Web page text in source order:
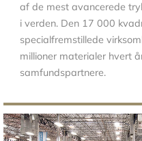
af de mest avancerede
i verden. Den 17 000
specialfremstillede
millioner materialer hvert
samfundspartnere.